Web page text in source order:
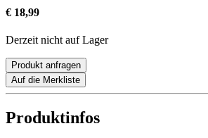
€ 18,99
Derzeit nicht auf Lager
Produkt anfragen
Auf die Merkliste
Produktinfos